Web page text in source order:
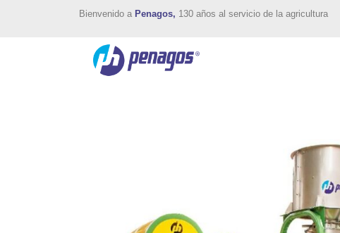
Bienvenido a Penagos, 130 años al servicio de la agricultura